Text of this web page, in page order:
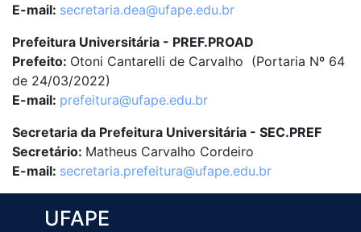
E-mail: secretaria.dea@ufape.edu.br
Prefeitura Universitária - PREF.PROAD
Prefeito: Otoni Cantarelli de Carvalho (Portaria Nº 64
de 24/03/2022)
E-mail: prefeitura@ufape.edu.br
Secretaria da Prefeitura Universitária - SEC.PREF
Secretário: Matheus Carvalho Cordeiro
E-mail: secretaria.prefeitura@ufape.edu.br
UFAPE